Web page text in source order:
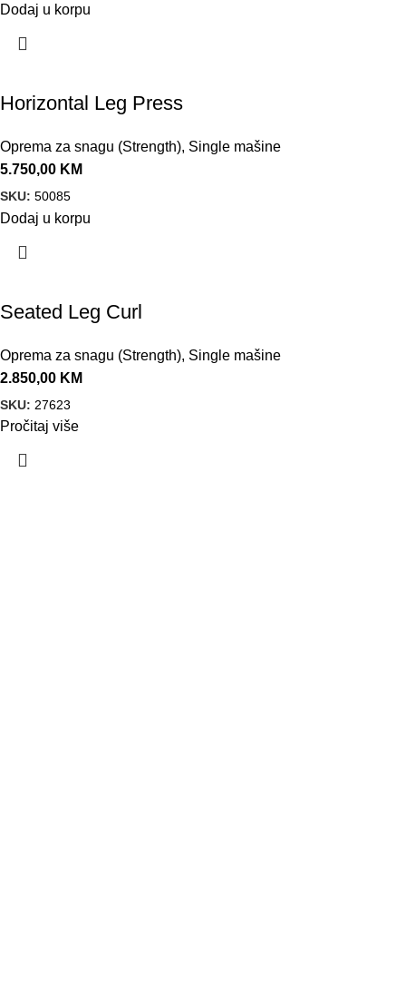
Dodaj u korpu
Horizontal Leg Press
Oprema za snagu (Strength), Single mašine
5.750,00 KM
SKU: 50085
Dodaj u korpu
Seated Leg Curl
Oprema za snagu (Strength), Single mašine
2.850,00 KM
SKU: 27623
Pročitaj više